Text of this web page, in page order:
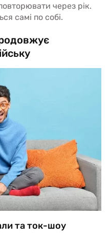
через рік.
самі по собі.
та ток-шоу